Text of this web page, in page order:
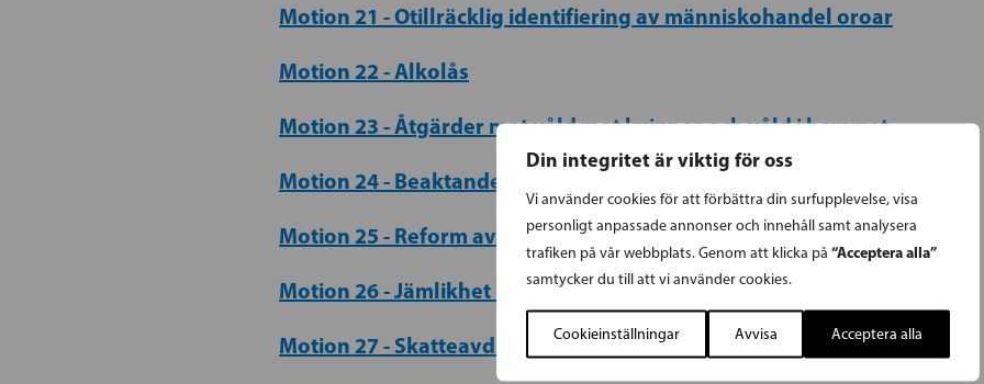
Din integritet är viktig för oss
Vi använder cookies för att förbättra din surfupplevelse, visa
personligt anpassade annonser och innehåll samt analysera
trafiken på vår webbplats. Genom att klicka på “Acceptera alla”
samtycker du till att vi använder cookies.
Cookieinställningar Avvisa Acceptera alla
Motion 21 - Otillräcklig identifiering av människohandel oroar
Motion 22 - Alkolås
Motion 23 - Åtgärder mot våld mot kvinnor och våld i hemmet
Motion 24 - Beaktande av könsperspektivet i samhällsplaneringen
Motion 25 - Reform av systemet för erkännande av faderskap
Motion 26 - Jämlikhet i lönerna
Motion 27 - Skatteavdrag för barn